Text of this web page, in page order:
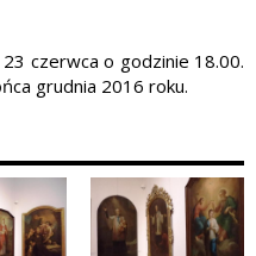
czerwca o godzinie 18.00.
grudnia 2016 roku.